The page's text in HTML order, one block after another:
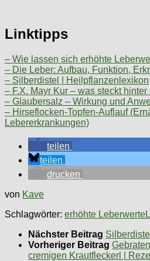
Linktipps
– Wie lassen sich erhöhte
– Die Leber: Aufbau, Funktion,
– Silberdistel | Heilpflanzenlexikon
– F.X. Mayr Kur – was steckt
– Glaubersalz – Wirkung und
– Hirseflocken-Topfen-Auflauf
Lebererkrankungen)
teilen
teilen
drucken
von Kave
Schlagwörter: erhöhte Leberwerte
Nächster Beitrag
Vorheriger Beitrag
cremigen Krautfleckerl |